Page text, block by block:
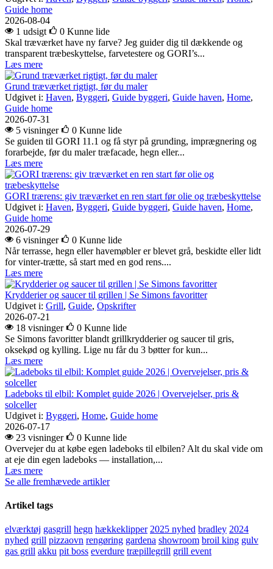
Guide home
2026-08-04
1 udsigt
0 Kunne lide
Skal træværket have ny farve? Jeg guider dig til dækkende og
transparent træbeskyttelse, farvetestere og GORI’s...
Læs mere
Grund træværket rigtigt, før du maler
Udgivet i: Haven, Byggeri, Guide byggeri, Guide haven, Home,
Guide home
2026-07-31
5 visninger
0 Kunne lide
Se guiden til GORI 11.1 og få styr på grunding, imprægnering og
forarbejde, før du maler træfacade, hegn eller...
Læs mere
GORI trærens: giv træværket en ren start før olie og træbeskyttelse
Udgivet i: Haven, Byggeri, Guide byggeri, Guide haven, Home,
Guide home
2026-07-29
6 visninger
0 Kunne lide
Når terrasse, hegn eller havemøbler er blevet grå, beskidte eller lidt
for vinter-trætte, så start med en god rens....
Læs mere
Krydderier og saucer til grillen | Se Simons favoritter
Udgivet i: Grill, Guide, Opskrifter
2026-07-21
18 visninger
0 Kunne lide
Se Simons favoritter blandt grillkrydderier og saucer til gris,
oksekød og kylling. Lige nu får du 3 bøtter for kun...
Læs mere
Ladeboks til elbil: Komplet guide 2026 | Overvejelser, pris &
solceller
Udgivet i: Byggeri, Home, Guide home
2026-07-17
23 visninger
0 Kunne lide
Overvejer du at købe egen ladeboks til elbilen? Alt du skal vide om
at eje din egen ladeboks — installation,...
Læs mere
Se alle fremhævede artikler
Artikel tags
elværktøj gasgrill hegn hækkeklipper 2025 nyhed bradley 2024
nyhed grill pizzaovn rengøring gardena showroom broil king gulv
gas grill akku pit boss everdure træpillegrill grill event